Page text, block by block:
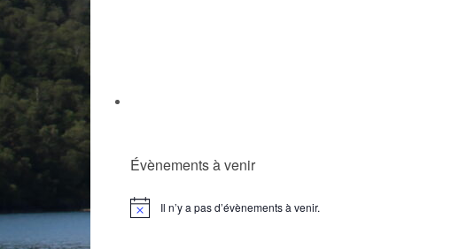
Évènements à venir
Notice Il n’y a pas d’évènements à venir.